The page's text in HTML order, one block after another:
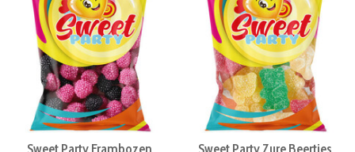
Sweet Party Frambozen Sweet Party Zure Beertjes